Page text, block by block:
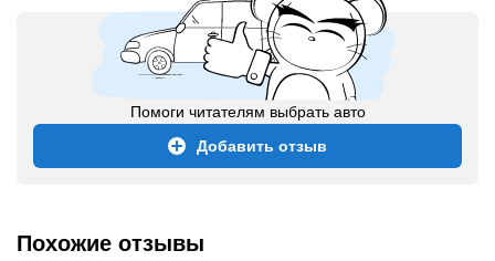
Помоги читателям выбрать авто
Добавить отзыв
Похожие отзывы